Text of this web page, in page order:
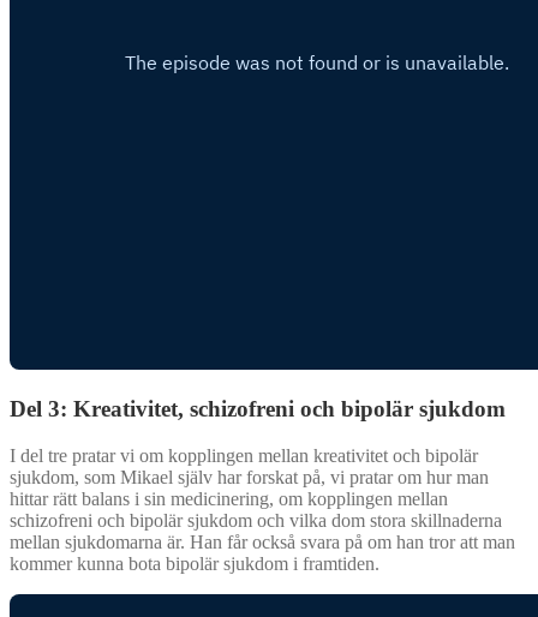
Del 3: Kreativitet, schizofreni och bipolär sjukdom
I del tre pratar vi om kopplingen mellan kreativitet och bipolär
sjukdom, som Mikael själv har forskat på, vi pratar om hur man
hittar rätt balans i sin medicinering, om kopplingen mellan
schizofreni och bipolär sjukdom och vilka dom stora skillnaderna
mellan sjukdomarna är. Han får också svara på om han tror att man
kommer kunna bota bipolär sjukdom i framtiden.